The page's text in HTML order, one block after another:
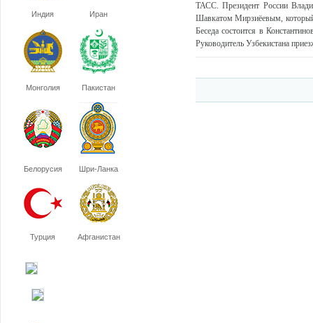
Индия Иран
Монголия Пакистан
Белорусия Шри-Ланка
Турция Афганистан
ТАСС. Президент России
Шавкатом Мирзиёевым,
Беседа состоится в
Руководитель Узбекистана